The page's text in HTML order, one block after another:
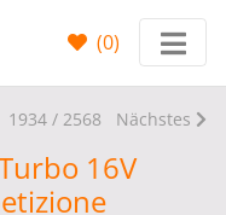
(0)
1934 / 2568 Nächstes
16V